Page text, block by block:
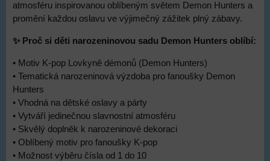
atmosféru inspirovanou oblíbeným světem Demon Hunters a
promění každou oslavu ve výjimečný zážitek plný zábavy.
✨ Proč si děti narozeninovou sadu Demon Hunters oblíbí:
• Motiv K-pop Lovkyně démonů (Demon Hunters)
• Tematická narozeninová výzdoba pro fanoušky Demon
Hunters
• Vhodná na dětské oslavy a párty
• Vytváří jedinečnou slavnostní atmosféru
• Skvělý doplněk k narozeninové dekoraci
• Oblíbený motiv pro fanoušky K-pop
• Možnost výběru čísla od 1 do 10